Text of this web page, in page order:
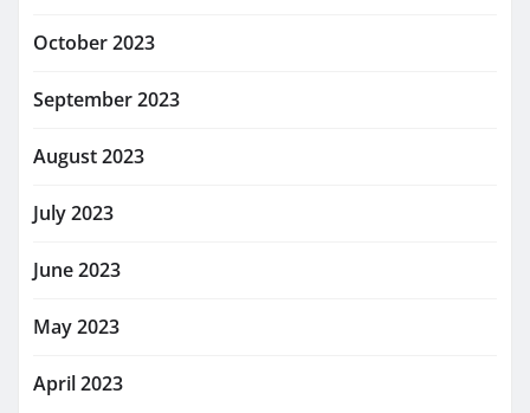
October 2023
September 2023
August 2023
July 2023
June 2023
May 2023
April 2023